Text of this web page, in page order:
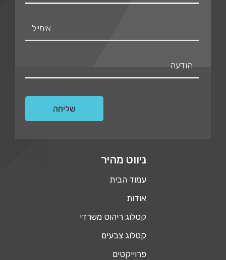
ניווט מהיר
עמוד הבית
אודות
קטלוג ריהוט משרדי
קטלוג צבעים
פרוייקטים